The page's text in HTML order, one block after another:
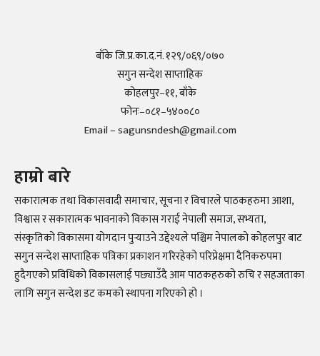
बाँके जि.प्र.का.द.नं. १२९/०६९/०७०
सगुन सन्देश साप्ताहिक
कोहलपुर–११, बाँके
फोनः–०८१–५४००८०
Email – sagunsndesh@gmail.com
हाम्रो बारे
सकारात्मक तथा विकासवादी समाचार, सूचना र विचारले पाठकहरुमा आशा,
विश्वास र सकारात्मक भावनाको विकास गराई नेपाली समाज, सभ्यता,
संस्कृतिको विकासमा योगदान पुर्‍याउने उद्देश्यले पश्चिम नेपालको कोहलपुर बाट
सगुन सन्देश साप्ताहिक पत्रिका प्रकाशन गरिरहेको परिप्रेक्षमा दैनिकरुपमा
हुदैगएको प्रविधिको विकासलाई पछ्याउँदै आम पाठकहरुको रुचि र सहजताका
लागि सगुन सन्देश डट कमको स्थापना गरिएको हो ।